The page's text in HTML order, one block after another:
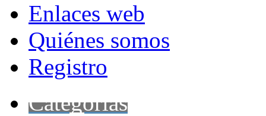
Enlaces web
Quiénes somos
Registro
Categorías